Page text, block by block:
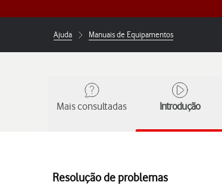
Ajuda Manuais de Equipamentos
Mais consultadas Introdução
Resolução de problemas